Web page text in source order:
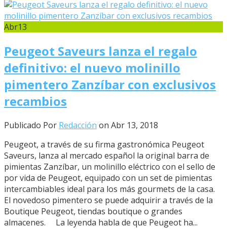
Abr13
Peugeot Saveurs lanza el regalo
definitivo: el nuevo molinillo
pimentero Zanzíbar con exclusivos
recambios
Publicado Por Redacción on Abr 13, 2018
Peugeot, a través de su firma gastronómica Peugeot
Saveurs, lanza al mercado español la original barra de
pimientas Zanzíbar, un molinillo eléctrico con el sello de
por vida de Peugeot, equipado con un set de pimientas
intercambiables ideal para los más gourmets de la casa.
El novedoso pimentero se puede adquirir a través de la
Boutique Peugeot, tiendas boutique o grandes
almacenes. La leyenda habla de que Peugeot ha...